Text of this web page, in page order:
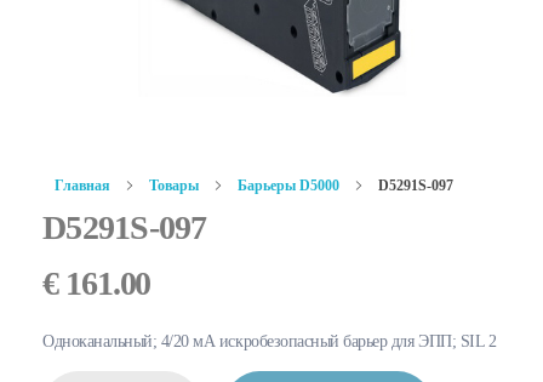
Главная Товары Барьеры D5000 D5291S-097
D5291S-097
€161.00
Одноканальный; 4/20 мА искробезопасный барьер для ЭПП; SIL 2